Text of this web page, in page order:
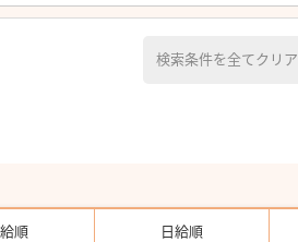
検索条件を全てクリア
順 日給順